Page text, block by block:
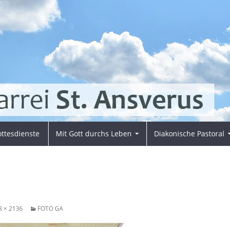
Mit Gott durchs Leben Diakonische Pastoral
× 2136 FOTO GA